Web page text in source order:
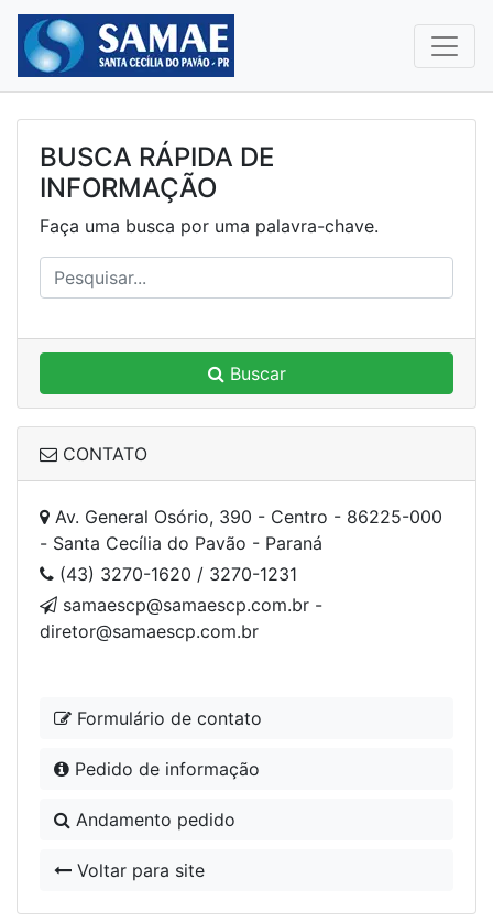
BUSCA RÁPIDA DE
INFORMAÇÃO
Faça uma busca por uma palavra-chave.
Buscar
CONTATO
Av. General Osório, 390 - Centro - 86225-000
- Santa Cecília do Pavão - Paraná
(43) 3270-1620 / 3270-1231
samaescp@samaescp.com.br -
diretor@samaescp.com.br
Formulário de contato
Pedido de informação
Andamento pedido
Voltar para site